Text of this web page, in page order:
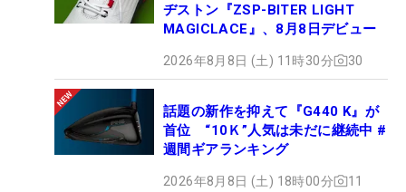
ヂストン『ZSP-BITER LIGHT
MAGICLACE』、8月8日デビュー
2026年8月8日 (土) 11時30分 30
話題の新作を抑えて『G440 K』が
首位 “10Ｋ”人気は未だに継続中 #
週間ギアランキング
2026年8月8日 (土) 18時00分 11